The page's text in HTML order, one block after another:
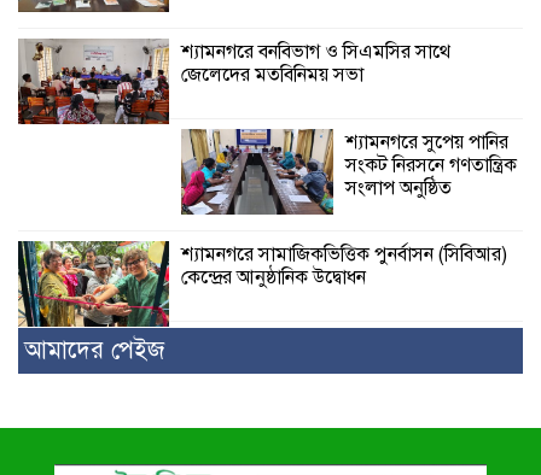
শ্যামনগরে বনবিভাগ ও সিএমসির সাথে
জেলেদের মতবিনিময় সভা
শ্যামনগরে সুপেয় পানির
সংকট নিরসনে গণতান্ত্রিক
সংলাপ অনুষ্ঠিত
শ্যামনগরে সামাজিকভিত্তিক পুনর্বাসন (সিবিআর)
কেন্দ্রের আনুষ্ঠানিক উদ্বোধন
আমাদের পেইজ